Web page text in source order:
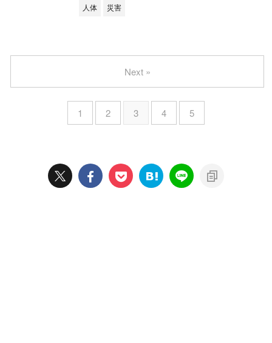
人体 災害
1 2 3 4 5
Next »